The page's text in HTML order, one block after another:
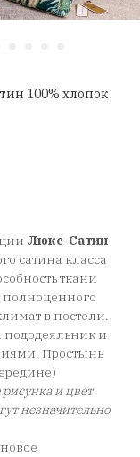
100% хлопок
Люкс-Сатин
сатина класса
ткани
полноценного
в постели.
пододеяльник и
Простынь
и цвет
незначительно